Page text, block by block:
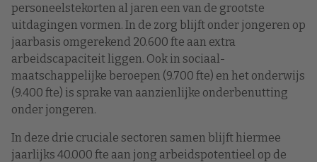
personeelstekorten al jaren een van de grootste
uitdagingen vormen. In de zorg blijft onder jongeren op
jaarbasis omgerekend 20.600 fte aan extra
arbeidscapaciteit liggen. Ook in sociaal-
maatschappelijke beroepen (9.700 fte) en het onderwijs
(9.400 fte) is sprake van aanzienlijke onderbenutting
onder jongeren.
In deze drie cruciale sectoren samen blijft hiermee
jaarlijks 40.000 fte aan jong arbeidspotentieel op de